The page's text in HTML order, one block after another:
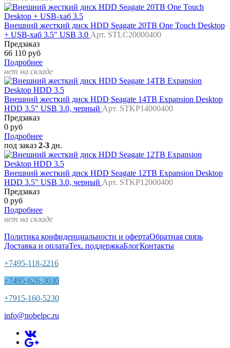
Внешний жесткий диск HDD Seagate 20TB One Touch Desktop
+ USB-хаб 3.5" USB 3.0 Арт. STLC20000400
Предзаказ
66 110 руб
Подробнее
нет на складе
Внешний жесткий диск HDD Seagate 14TB Expansion Desktop
HDD 3.5" USB 3.0, черный Арт. STKP14000400
Предзаказ
0 руб
Подробнее
под заказ 2-3 дн.
Внешний жесткий диск HDD Seagate 12TB Expansion Desktop
HDD 3.5" USB 3.0, черный Арт. STKP12000400
Предзаказ
0 руб
Подробнее
нет на складе
Политика конфиденциальности и офертаОбратная связь
Доставка и оплатаТех. поддержкаБлогКонтакты
+7495-118-2216
+7495-626-3030
+7915-160-5230
info@nobelpc.ru